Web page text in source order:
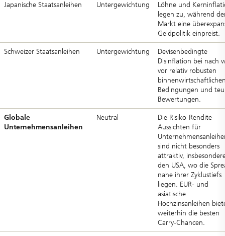
Japanische Staatsanleihen Untergewichtung
Löhne und
legen zu, während
Markt eine
Geldpolitik einpreist.
Schweizer Staatsanleihen Untergewichtung
Devisenbedingte
Disinflation bei nach
vor relativ robusten
Bedingungen und
Bewertungen.
Globale
Unternehmensanleihen
Neutral
Die Risiko-Rendite-
Aussichten für
sind nicht besonders
attraktiv,
den USA, wo die
nahe ihrer Zyklustiefs
liegen. EUR- und
asiatische
Hochzinsanleihen
weiterhin die besten
Carry-Chancen.